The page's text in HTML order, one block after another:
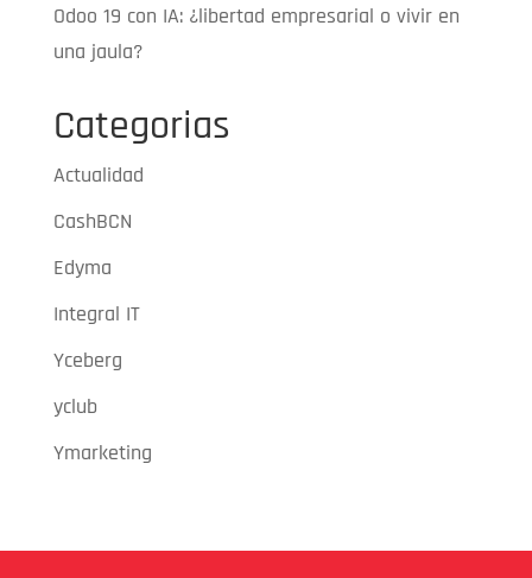
Odoo 19 con IA: ¿libertad empresarial o vivir en
una jaula?
Categorias
Actualidad
CashBCN
Edyma
Integral IT
Yceberg
yclub
Ymarketing